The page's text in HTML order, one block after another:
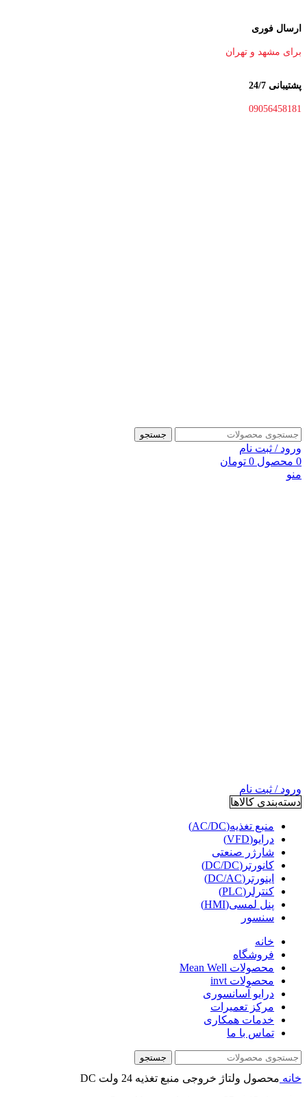
ارسال فوری
برای مشهد و تهران
پشتیبانی 24/7
09056458181
جستجو
ورود / ثبت نام
0 محصول 0 تومان
منو
ورود / ثبت نام
دسته‌بندی کالاها
منبع تغذیه(AC/DC)
درایو(VFD)
شارژر صنعتی
کانورتر(DC/DC)
اینورتر(DC/AC)
کنترلر(PLC)
پنل لمسی(HMI)
سنسور
خانه
فروشگاه
محصولات Mean Well
محصولات invt
درایو آسانسوری
مرکز تعمیرات
خدمات همکاری
تماس با ما
جستجو
خانه محصول ولتاژ خروجی منبع تغذیه 24 ولت DC